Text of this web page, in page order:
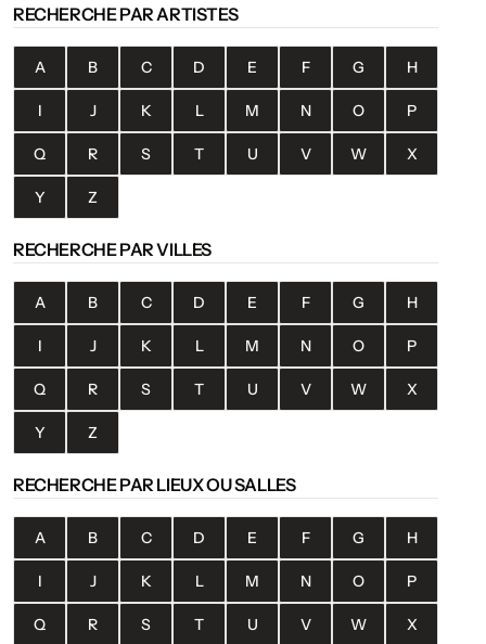
RECHERCHE PAR ARTISTES
A B C D E F G H
I J K L M N O P
Q R S T U V W X
Y Z
RECHERCHE PAR VILLES
A B C D E F G H
I J K L M N O P
Q R S T U V W X
Y Z
RECHERCHE PAR LIEUX OU SALLES
A B C D E F G H
I J K L M N O P
Q R S T U V W X